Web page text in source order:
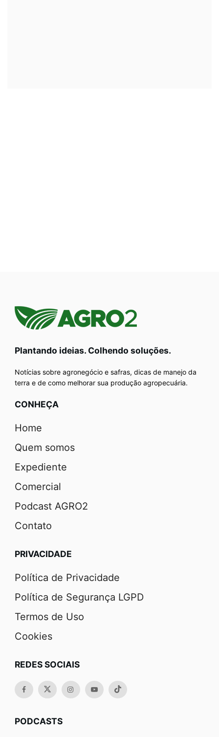
Plantando ideias. Colhendo soluções.
Notícias sobre agronegócio e safras, dicas de manejo da
terra e de como melhorar sua produção agropecuária.
CONHEÇA
Home
Quem somos
Expediente
Comercial
Podcast AGRO2
Contato
PRIVACIDADE
Política de Privacidade
Política de Segurança LGPD
Termos de Uso
Cookies
REDES SOCIAIS
PODCASTS